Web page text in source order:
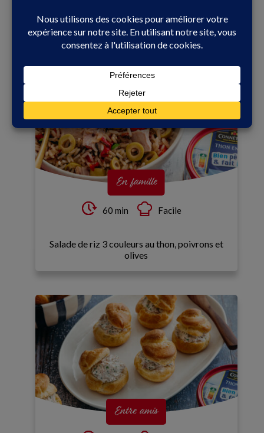
Scones au thym, tartinade de thon à l’huile d’olive
En famille
60 min Facile
Salade de riz 3 couleurs au thon, poivrons et
olives
Entre amis